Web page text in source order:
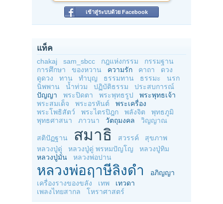
เข้าสู่ระบบด้วย Facebook
แท็ค
chakaj sam_sbcc กฎแห่งกรรม
กรรมฐาน
การศึกษา
ของหวาน ความรัก คาถา
ดวง
ดูดวง
ทาน ทำบุญ ธรรมทาน ธรรมะ
นรก
นิพพาน
น้ำท่วม ปฏิบัติธรรม
ประสบการณ์
ปัญญา
พระปิดตา พระพุทธรูป
พระพุทธเจ้า
พระสมเด็จ
พระอรหันต์
พระเครื่อง
พระโพธิสัตว์
พระไตรปิฎก พลังจิต
พุทธภูมิ
พุทธศาสนา
ภาวนา วัตถุมงคล วิญญาณ
สติปัฏฐาน สมาธิ สวรรค์
สุขภาพ
หลวงปู่ดู่
หลวงปู่ดู่ พรหมปัญโญ
หลวงปู่ทิม
หลวงปู่มั่น
หลวงพ่อปาน
หลวงพ่อฤาษีลิงดำ
อภิญญา
เครื่องรางของขลัง
เทพ
เทวดา
เพลงไทยสากล
โหราศาสตร์